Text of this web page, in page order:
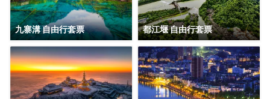
九寨溝 自由行套票 都江堰 自由行套票